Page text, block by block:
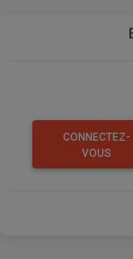
CONNECTEZ-
VOUS